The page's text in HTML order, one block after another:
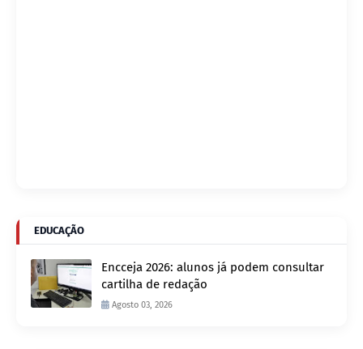
EDUCAÇÃO
Encceja 2026: alunos já podem consultar
cartilha de redação
Agosto 03, 2026